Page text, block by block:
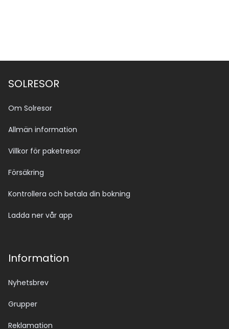
SOLRESOR
Om Solresor
Allmän information
Villkor för paketresor
Försäkring
Kontrollera och betala din bokning
Ladda ner vår app
Information
Nyhetsbrev
Grupper
Reklamation